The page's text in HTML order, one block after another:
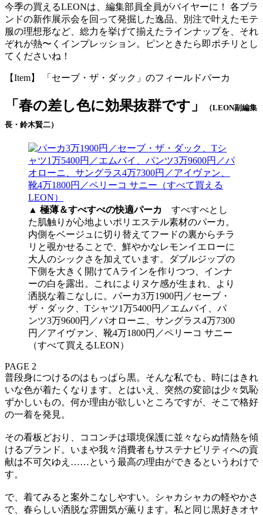
今季の買えるLEONは、編集部員全員がバイヤーに！ 各ブラ
ンドの新作展示会を回って発掘した逸品、別注で叶えたモテ
服の理想形など、総力を挙げて揃えたラインナップを、それ
ぞれが熱〜くインプレッション。ピンときたら即ポチリとし
てくださいね！
【Item】 「セーブ・ザ・ダック」のフィールドパーカ
「春の差し色に効果抜群です」
（LEON副編集
長・鈴木賢二）
▲ 極薄＆すべすべの快適パーカ すべすべとし
た肌触りが心地よいポリエステル素材のパーカ。
内側をベージュに切り替えてフードの裏からチラ
リと覗かせることで、鮮やかなレモンイエローに
大人のシックさを加えています。ダブルジップの
下側を大きく開けてAラインを作りつつ、インナ
ーの白を露出。これによりヌケ感が生まれ、より
洒脱な着こなしに。パーカ3万1900円／セーブ・
ザ・ダック、Tシャツ1万5400円／エムバイ、パ
ンツ3万9600円／パオローニ、サングラス4万7300
円／アイヴァン、靴4万1800円／ペリーコ サニー
（すべて買えるLEON）
PAGE 2
普段身につけるのはもっぱら黒。そんな私でも、時にはきれ
いな色が着たくなります。とはいえ、突然の変節は少々気恥
ずかしいもの。何か理由が欲しいところですが、そこで格好
の一着を発見。
その看板どおり、ココンチは環境保護に並々ならぬ情熱を傾
けるブランド。いまや我々消費者もサステナビリティへの貢
献は不可欠ゆえ……という最高の理由ができるというわけで
す。
で、着てみると案外こなしやすい。シャカシャカの軽やかさ
で、春らしい洒脱な雰囲気が薫ります。私と同じ黒好きオヤ